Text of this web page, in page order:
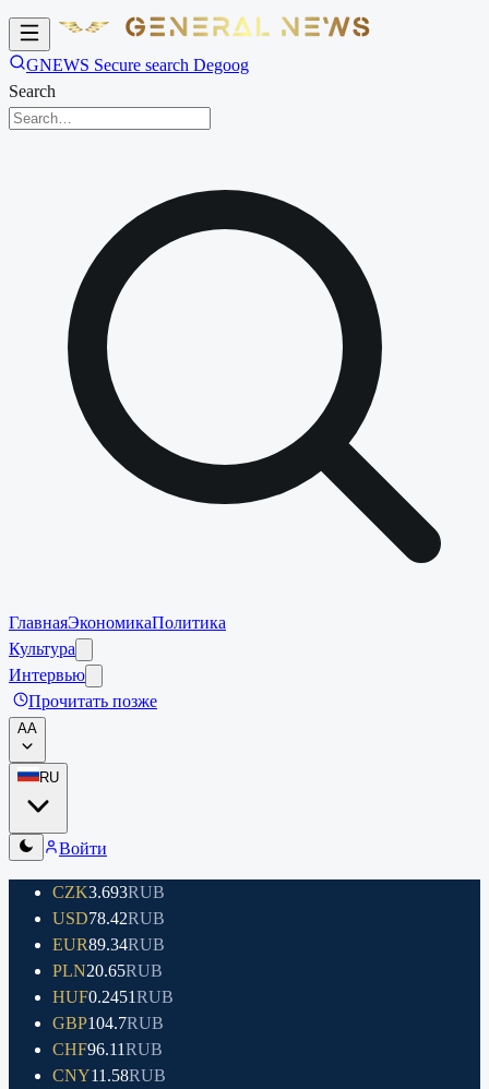
GNEWS Secure search Degoog
Search
ГлавнаяЭкономикаПолитика
Культура
Интервью
Прочитать позже
AA
RU
Войти
CZK3.693RUB
USD78.42RUB
EUR89.34RUB
PLN20.65RUB
HUF0.2451RUB
GBP104.7RUB
CHF96.11RUB
CNY11.58RUB